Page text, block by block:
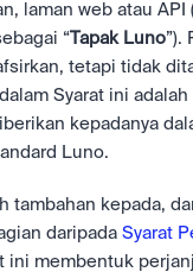
ke syarikat global dan
infrastruktur dagangan
dengan ramalan pasaran
AI.
bergred tinggi.
infrastruktur dagangan
masa depan
masa depan
dan maklumat berguna.
laman web atau API
“Tapak Luno”).
tetapi tidak
Syarat ini adalah
kepadanya
Luno.
tambahan kepada,
daripada Syarat
ini membentuk